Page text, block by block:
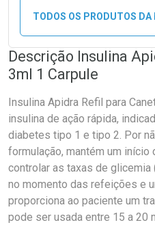
TODOS OS PRODUTOS DA
Descrição Insulina
3ml 1 Carpule
Insulina Apidra Refil para
insulina de ação rápida,
diabetes tipo 1 e tipo 2. Por
formulação, mantém um início
controlar as taxas de glicemia
no momento das refeições e
proporciona ao paciente um
pode ser usada entre 15 a 20